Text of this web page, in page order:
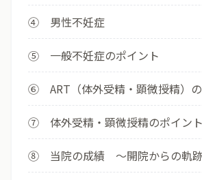
④ 男性不妊症
⑤ 一般不妊症のポイント
⑥ ART（体外受精・顕微授精）
⑦ 体外受精・顕微授精のポイント
⑧ 当院の成績 ～開院からの軌